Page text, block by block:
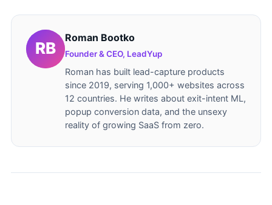
Roman Bootko
Founder & CEO, LeadYup
Roman has built lead-capture products
since 2019, serving 1,000+ websites across
12 countries. He writes about exit-intent ML,
popup conversion data, and the unsexy
reality of growing SaaS from zero.